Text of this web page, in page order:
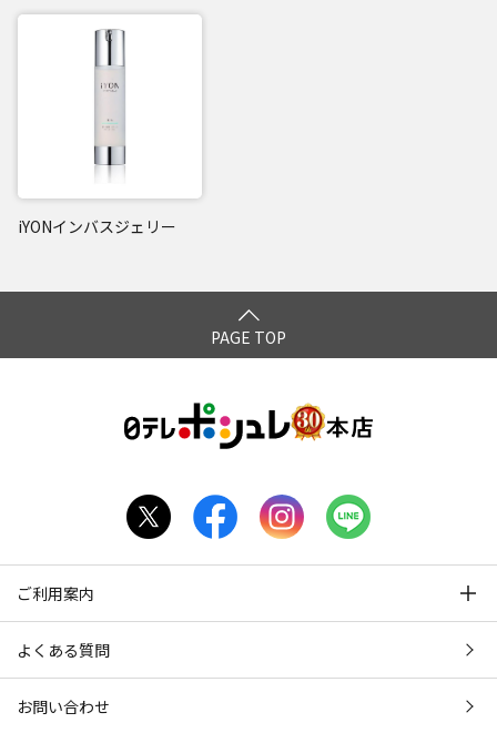
iYONインバスジェリー
PAGE TOP
ご利用案内
よくある質問
お問い合わせ